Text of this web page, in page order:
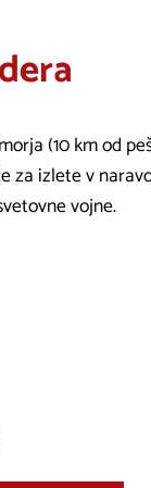
(10 km od
za izlete v
vojne.